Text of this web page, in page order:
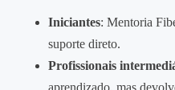
Iniciantes: Mentoria
suporte direto.
Profissionais
aprendizado, mas